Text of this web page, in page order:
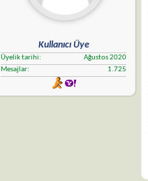
Kullanıcı Üye
Üyelik tarihi
Ağustos 2020
Mesajlar
1.725